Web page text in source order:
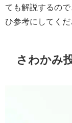
ても解説するの
ひ参考にしてくだ
さわかみ